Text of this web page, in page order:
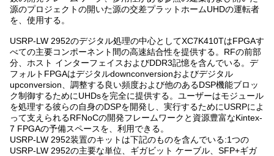
源のプロジェクトの開いた源の交差プラットホームUHDの運転者
を、使用する。
USRP-LW 2952のデジタル処理の中心としてXC7K410TはFPGAす
べての主要コンポーネント間の高速結合性を提供する。RFの前部
分、ホスト インターフェイスおよびDDR3記憶を含んでいる。デ
フォルトFPGAはデジタルdownconversionおよびデジタル
upconversion、調整する良い頻度および他のあるDSP機能ブロッ
ク制御するためにUHDsを完全に提供する。ユーザーはモジュール
を処理する彼らの自身のDSPを開発し、実行するためにUSRPによ
って支えられるRFNoCの開発フレームワークと資源豊富なKintex-
7 FPGAの予備スペースを、利用できる。
USRP-LW 2952装置のキットは下記のものを含んでいる:1つの
USRP-LW 2952の主要な単位、ギガビット ケーブル、SFP+ギガ